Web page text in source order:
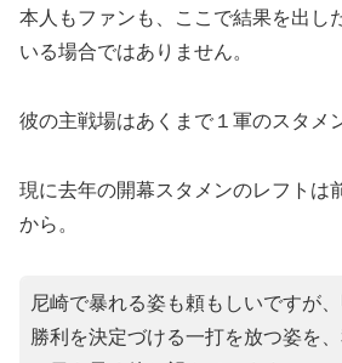
本人もファンも、ここで結果を出し
いる場合ではありません。
彼の主戦場はあくまで１軍のスタメ
現に去年の開幕スタメンのレフトは
から。
尼崎で暴れる姿も頼もしいですが
勝利を決定づける一打を放つ姿を